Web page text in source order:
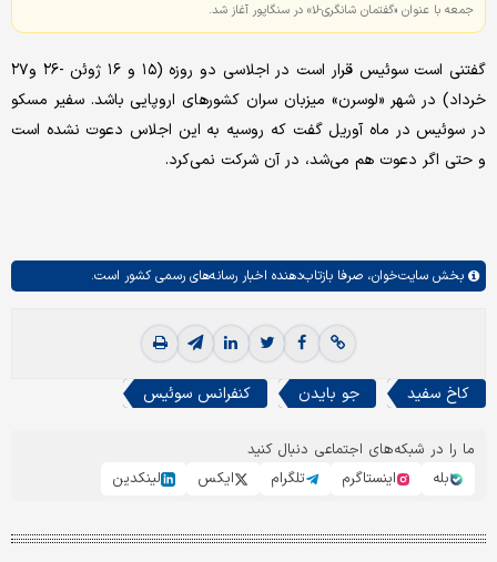
جمعه با عنوان «گفتمان شانگری-لا» در سنگاپور آغاز شد.
گفتنی است سوئیس قرار است در اجلاسی دو روزه (۱۵ و ۱۶ ژوئن -۲۶ و۲۷
خرداد) در شهر «لوسرن» میزبان سران کشورهای اروپایی باشد. سفیر مسکو
در سوئیس در ماه آوریل گفت که روسیه به این اجلاس دعوت نشده است
و حتی اگر دعوت هم می‌شد، در آن شرکت نمی‌کرد.
بخش سایت‌خوان، صرفا بازتاب‌دهنده اخبار رسانه‌های رسمی کشور است.
کاخ سفید جو بایدن کنفرانس سوئیس
ما را در شبکه‌های اجتماعی دنبال کنید
بله
اینستاگرم تلگرام ایکس لینکدین